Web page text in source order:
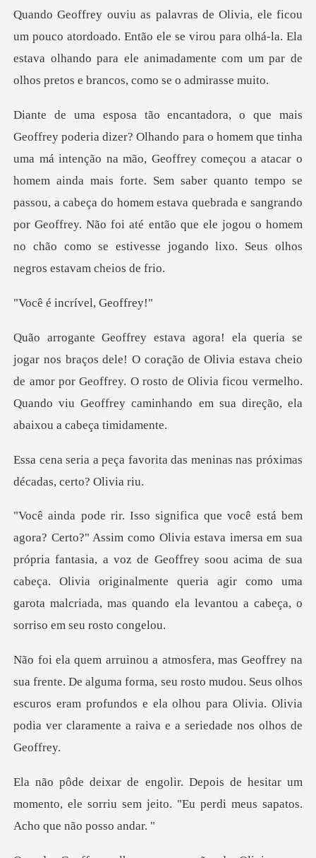
do. Então ele se virou para olhá-la. Ela
estava olhando para ele animad
frey começou a atacar o
homem ainda mais forte. Sem saber quanto tempo se
passou, a cabeça do homem estava quebrada e sangrando
por
ncrível,
ção de Olivia estava cheio
de amor por Geoffrey. O rosto de Olivia ficou vermelho
ita das meninas nas próximas
sa em sua
própria fantasia, a voz de Geoffrey soou acima de sua
cabeça. Olivia originalmente queria
forma, seu rosto mudou. Seus olhos
escuros eram profundos e ela olhou para Ol
itar um
momento, ele sorriu sem jeito. "Eu pe